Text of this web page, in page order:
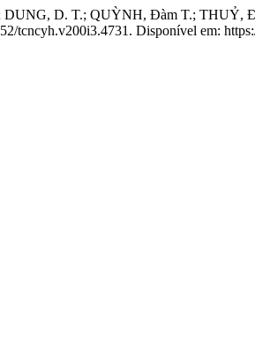
D. T.; QUỲNH, Đàm T.; THUỶ,
tcncyh.v200i3.4731. Disponível em: